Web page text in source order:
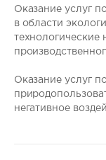
Оказание услуг
в области
Оказание услуг
негативное